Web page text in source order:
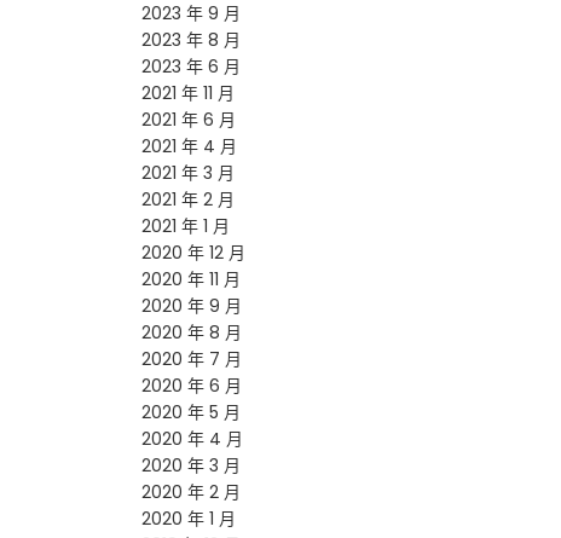
2023 年 9 月
2023 年 8 月
2023 年 6 月
2021 年 11 月
2021 年 6 月
2021 年 4 月
2021 年 3 月
2021 年 2 月
2021 年 1 月
2020 年 12 月
2020 年 11 月
2020 年 9 月
2020 年 8 月
2020 年 7 月
2020 年 6 月
2020 年 5 月
2020 年 4 月
2020 年 3 月
2020 年 2 月
2020 年 1 月